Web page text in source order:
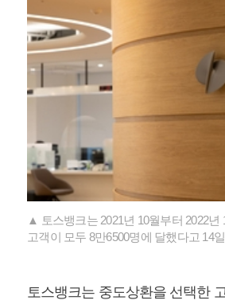
▲ 토스뱅크는 2021년 10월부터 2022
고객이 모두 8만6500명에 달했다고 14
토스뱅크는 중도상환을 선택한